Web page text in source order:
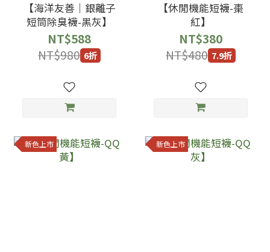
【海洋友善｜銀離子
短筒除臭襪-黑灰】
NT$588
NT$980 6折
【休閒機能短襪-棗
紅】
NT$380
NT$480 7.9折
新色上市 新色上市